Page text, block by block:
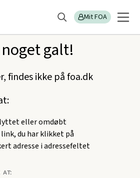
Søg Mit FOA
galt!
findes ikke på foa.dk
eller omdøbt
du har klikket på
adresse i adressefeltet
AT: